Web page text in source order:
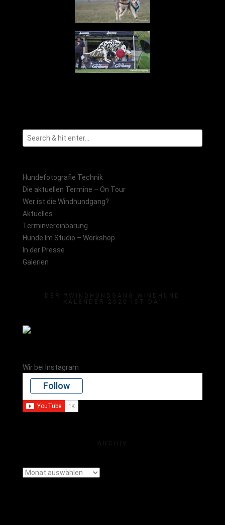
Hundefotografie Technik
Die aktuellen Termine – On Tour
Wer ist die Windhundgang?
Aktuelles
Terminvereinbarung
Hunde Im Studio – Workshop
In der Presse
Galerien
DER #WINDHUNDGANG WINDHUND
KALENDER 2020 IST DA!
Wir bei Instagram
Follow
ARCHIV